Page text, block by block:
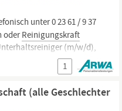
unter 0 23 61 / 9 37
oderReinigungskraft
(m/w/d),
(m/w/d),
(m/w/d),1
(alle Geschlechter